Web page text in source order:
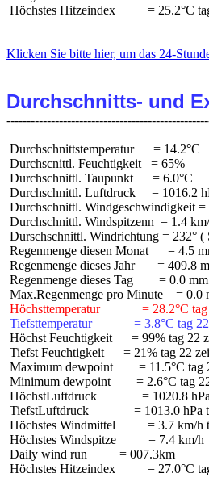
Höchstes Hitzeindex          = 25.2°C
Klicken Sie bitte hier, um das 24-
Durchschnitts- und
Durchschnittstemperatur      = 14.2°C
Durchscnittl. Feuchtigkeit   = 65%
Durchschnittl. Taupunkt      = 6.0°C
Durchschnittl. Luftdruck     = 1016.2
Durchschnittl. Windgeschwindigkeit =
Durchschnittl. Windspitzenn  = 1.4
Durschschnittl. Windrichtung = 232° (
Regenmenge diesen Monat      = 4.5
Regenmenge dieses Jahr       = 409.8
Regenmenge dieses Tag        = 0.0 mm
Höchsttemperatur             = 28.2°C
Tiefsttemperatur             = 3.8°C tag
Höchst Feuchtigkeit      = 99% tag 22
Tiefst Feuchtigkeit      = 21% tag 22
Maximum dewpoint        = 11.5°C tag
Minimum dewpoint        = 2.6°C tag
HöchstLuftdruck              = 1020.8
TiefstLuftdruck              = 1013.0 hPa
Höchstes Windmittel          = 3.7 km/h
Höchstes Windspitze          = 7.4 km/
Daily wind run          = 007.3km
Höchstes Hitzeindex          = 27.0°C